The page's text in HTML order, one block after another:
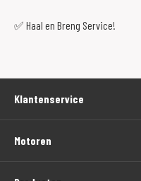
✅ Haal en Breng Service!
Klantenservice
Motoren